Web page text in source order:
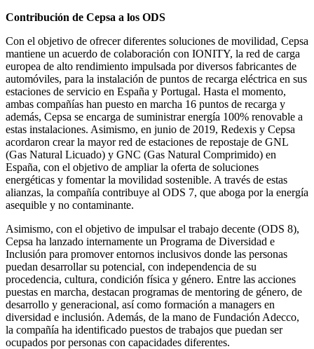
Contribución de Cepsa a los ODS
Con el objetivo de ofrecer diferentes soluciones de movilidad, Cepsa
mantiene un acuerdo de colaboración con IONITY, la red de carga
europea de alto rendimiento impulsada por diversos fabricantes de
automóviles, para la instalación de puntos de recarga eléctrica en sus
estaciones de servicio en España y Portugal. Hasta el momento,
ambas compañías han puesto en marcha 16 puntos de recarga y
además, Cepsa se encarga de suministrar energía 100% renovable a
estas instalaciones. Asimismo, en junio de 2019, Redexis y Cepsa
acordaron crear la mayor red de estaciones de repostaje de GNL
(Gas Natural Licuado) y GNC (Gas Natural Comprimido) en
España, con el objetivo de ampliar la oferta de soluciones
energéticas y fomentar la movilidad sostenible. A través de estas
alianzas, la compañía contribuye al ODS 7, que aboga por la energía
asequible y no contaminante.
Asimismo, con el objetivo de impulsar el trabajo decente (ODS 8),
Cepsa ha lanzado internamente un Programa de Diversidad e
Inclusión para promover entornos inclusivos donde las personas
puedan desarrollar su potencial, con independencia de su
procedencia, cultura, condición física y género. Entre las acciones
puestas en marcha, destacan programas de mentoring de género, de
desarrollo y generacional, así como formación a managers en
diversidad e inclusión. Además, de la mano de Fundación Adecco,
la compañía ha identificado puestos de trabajos que puedan ser
ocupados por personas con capacidades diferentes.